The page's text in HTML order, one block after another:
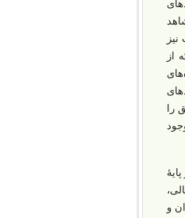
از
را
و